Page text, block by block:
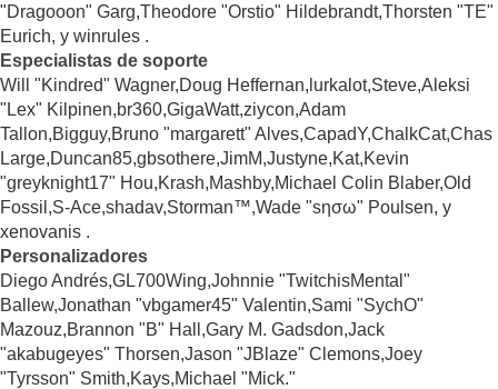
"Dragooon" Garg,Theodore "Orstio" Hildebrandt,Thorsten "TE"
Eurich, y winrules .
Especialistas de soporte
Will "Kindred" Wagner,Doug Heffernan,lurkalot,Steve,Aleksi
"Lex" Kilpinen,br360,GigaWatt,ziycon,Adam
Tallon,Bigguy,Bruno "margarett" Alves,CapadY,ChalkCat,Chas
Large,Duncan85,gbsothere,JimM,Justyne,Kat,Kevin
"greyknight17" Hou,Krash,Mashby,Michael Colin Blaber,Old
Fossil,S-Ace,shadav,Storman™,Wade "sησω" Poulsen, y
xenovanis .
Personalizadores
Diego Andrés,GL700Wing,Johnnie "TwitchisMental"
Ballew,Jonathan "vbgamer45" Valentin,Sami "SychO"
Mazouz,Brannon "B" Hall,Gary M. Gadsdon,Jack
"akabugeyes" Thorsen,Jason "JBlaze" Clemons,Joey
"Tyrsson" Smith,Kays,Michael "Mick."